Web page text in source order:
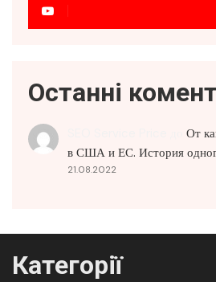
Останні
От
в США и ЕС. История
21.08.2022
Категорії